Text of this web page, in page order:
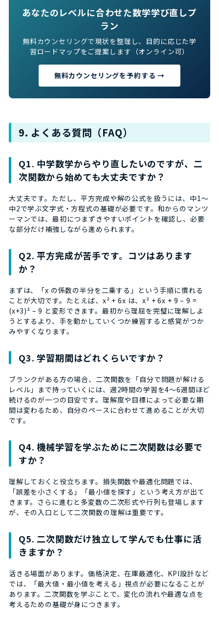
あなたのレベルに合わせた数学学び直しプ
ラン
無料カウンセリングで現状を整理し、目的に応じた学
習ロードマップをご提案します（オンライン可）
無料カウンセリングを予約する →
9. よくある質問（FAQ）
Q1. 中学数学からやり直したいのですが、二
次関数から始めても大丈夫ですか？
大丈夫です。ただし、平方完成や解の公式を扱うには、中1〜
中2で学ぶ文字式・方程式の基礎が必要です。和からのマンツ
ーマンでは、最初につまずきやすいポイントを確認し、必要
な部分だけ補強しながら進められます。
Q2. 平方完成が苦手です。コツはあります
か？
まずは、「x の係数の半分を二乗する」という手順に慣れる
ことが大切です。たとえば、x² + 6x は、x² + 6x + 9 – 9 =
(x+3)² – 9 と変形できます。最初から理屈を完璧に理解しよ
うとするより、手を動かしていくつか練習すると感覚がつか
みやすくなります。
Q3. 学習期間はどれくらいですか？
ブランクがある方の場合、二次関数を「自分で問題が解ける
レベル」まで持っていくには、週2時間の学習を4〜6週間ほど
続けるのが一つの目安です。理解度や目標によって必要な期
間は変わるため、自分のペースに合わせて進めることが大切
です。
Q4. 機械学習を学ぶために二次関数は必要で
すか？
理解しておくと役立ちます。損失関数や最適化問題では、
「誤差を小さくする」「最小値を探す」という考え方が出て
きます。さらに進むと多変数の二次形式や行列も登場します
が、その入口として二次関数の理解は重要です。
Q5. 二次関数だけ独立して学んでも仕事に活
きますか？
活きる場面があります。価格決定、在庫最適化、KPI設計など
では、「最大値・最小値を考える」視点が必要になることが
あります。二次関数を学ぶことで、変化の流れや最適な点を
考えるための基礎が身につきます。